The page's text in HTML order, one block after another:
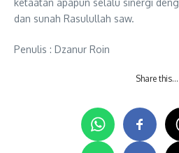
dan sunah Rasulullah saw.
Penulis : Dzanur Roin
Share this…